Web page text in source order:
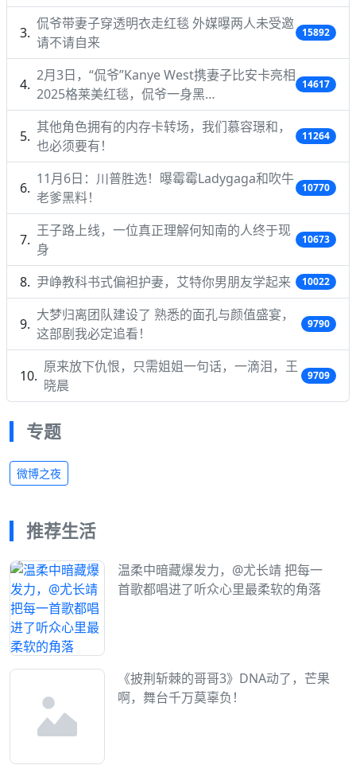
侃爷带妻子穿透明衣走红毯 外媒曝两人未受邀
请不请自来
15892
2月3日，“侃爷”Kanye West携妻子比安卡亮相
2025格莱美红毯，侃爷一身黑…
14617
其他角色拥有的内存卡转场，我们慕容璟和，
也必须要有！
11264
11月6日：川普胜选！曝霉霉Ladygaga和吹牛
老爹黑料！
10770
王子路上线，一位真正理解何知南的人终于现
身
10673
尹峥教科书式偏袒护妻，艾特你男朋友学起来 10022
大梦归离团队建设了 熟悉的面孔与颜值盛宴，
这部剧我必定追看！
9790
原来放下仇恨，只需姐姐一句话，一滴泪，王
晓晨
9709
专题
微博之夜
推荐生活
温柔中暗藏爆发力，@尤长靖 把每一
首歌都唱进了听众心里最柔软的角落
《披荆斩棘的哥哥3》DNA动了，芒果
啊，舞台千万莫辜负！